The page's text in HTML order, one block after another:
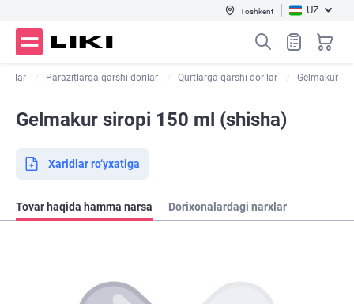
Toshkent UZ
Parazitlarga qarshi dorilar Qurtlarga qarshi dorilar Gelmakur
Gelmakur siropi 150 ml (shisha)
Xaridlar ro‘yxatiga
Tovar haqida hamma narsa Dorixonalardagi narxlar